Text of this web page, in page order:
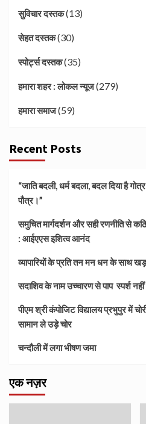
सुविचार दस्तक(13)
सेहत दस्तक(30)
स्पोर्ट्स दस्तक(35)
हमारा शहर : लोकल न्यूज(279)
हमारा समाज(59)
Recent Posts
“जाति बदली, धर्म बदला, बदल दिया है
पौत्र।”
समुचित मार्गदर्शन और सही रणनीति से
: आईएएस इशित्व आनंद
व्यापारियों के प्रति तन मन धन के साथ
सदाशिव के नाम उच्चारण से पाप स्पर्श
पीएम श्री कंपोजिट विद्यालय प्रभुपुर में
सामान ले उड़े चोर
चन्दौली में लगा भीषण जमा
एक नज़र